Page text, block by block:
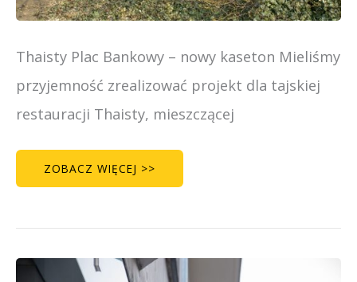
Thaisty Plac Bankowy – nowy kaseton Mieliśmy
przyjemność zrealizować projekt dla tajskiej
restauracji Thaisty, mieszczącej
ZOBACZ WIĘCEJ >>
MRS.
DRAMA